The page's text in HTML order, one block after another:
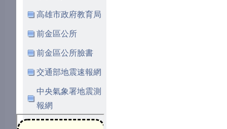
高雄市政府教育局
前金區公所
前金區公所臉書
交通部地震速報網
中央氣象署地震測
報網